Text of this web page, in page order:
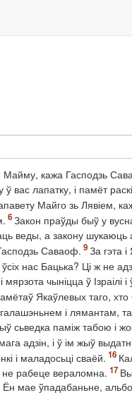
Майму, кажа Гасподзь
ў вас лапатку, і памёт
Майго зь Лявіем,
Закон праўды быў у
веды, а закону шукаюць
Саваоф.
За гэта
ўсіх нас Бацька? Ці ж не
чыніцца ў Ізраілі і
Якаўлевых таго,
і лямантам,
сьведка паміж табою і
адзін, і ў ім жыў
і маладосьці сваёй.
не рабеце вераломна.
мае ўпадабаньне,